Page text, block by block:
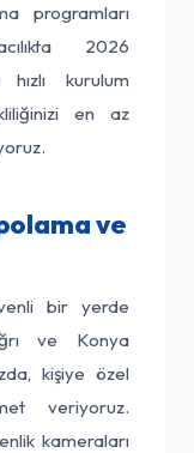
programları
2026
kurulum
en az
ve
bir yerde
ve Konya
kişiye özel
veriyoruz.
kameraları